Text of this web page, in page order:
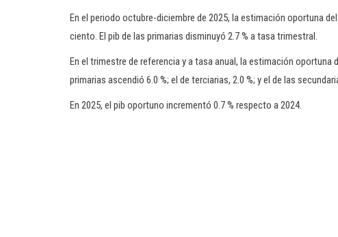
En el periodo octubre-diciembre de 2025, la estimación oportuna
ciento. El pib de las primarias disminuyó 2.7 % a tasa trimestral.
En el trimestre de referencia y a tasa anual, la estimación
primarias ascendió 6.0 %; el de terciarias, 2.0 %; y el de las
En 2025, el pib oportuno incrementó 0.7 % respecto a 2024.